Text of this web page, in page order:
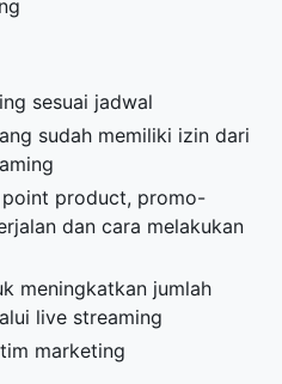
sesuai jadwal
sudah memiliki izin dari
point product, promo-
dan cara melakukan
meningkatkan jumlah
live streaming
marketing